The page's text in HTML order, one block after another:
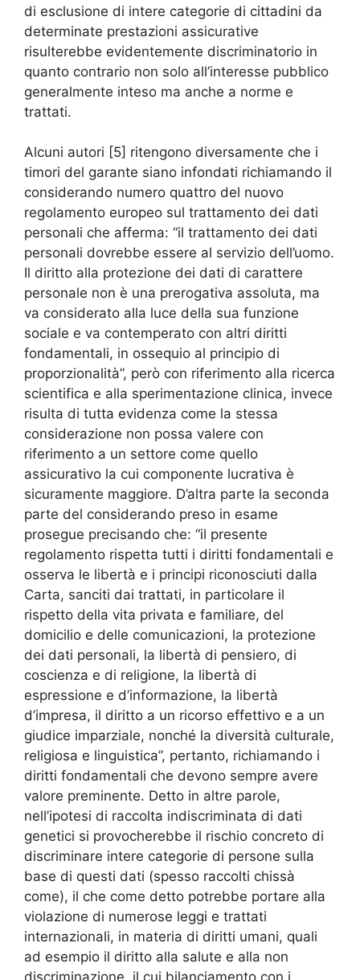
di esclusione di intere categorie di cittadini da
determinate prestazioni assicurative
risulterebbe evidentemente discriminatorio in
quanto contrario non solo all’interesse pubblico
generalmente inteso ma anche a norme e
trattati.
Alcuni autori [5] ritengono diversamente che i
timori del garante siano infondati richiamando il
considerando numero quattro del nuovo
regolamento europeo sul trattamento dei dati
personali che afferma: “il trattamento dei dati
personali dovrebbe essere al servizio dell’uomo.
Il diritto alla protezione dei dati di carattere
personale non è una prerogativa assoluta, ma
va considerato alla luce della sua funzione
sociale e va contemperato con altri diritti
fondamentali, in ossequio al principio di
proporzionalità”, però con riferimento alla ricerca
scientifica e alla sperimentazione clinica, invece
risulta di tutta evidenza come la stessa
considerazione non possa valere con
riferimento a un settore come quello
assicurativo la cui componente lucrativa è
sicuramente maggiore. D’altra parte la seconda
parte del considerando preso in esame
prosegue precisando che: “il presente
regolamento rispetta tutti i diritti fondamentali e
osserva le libertà e i principi riconosciuti dalla
Carta, sanciti dai trattati, in particolare il
rispetto della vita privata e familiare, del
domicilio e delle comunicazioni, la protezione
dei dati personali, la libertà di pensiero, di
coscienza e di religione, la libertà di
espressione e d’informazione, la libertà
d’impresa, il diritto a un ricorso effettivo e a un
giudice imparziale, nonché la diversità culturale,
religiosa e linguistica”, pertanto, richiamando i
diritti fondamentali che devono sempre avere
valore preminente. Detto in altre parole,
nell’ipotesi di raccolta indiscriminata di dati
genetici si provocherebbe il rischio concreto di
discriminare intere categorie di persone sulla
base di questi dati (spesso raccolti chissà
come), il che come detto potrebbe portare alla
violazione di numerose leggi e trattati
internazionali, in materia di diritti umani, quali
ad esempio il diritto alla salute e alla non